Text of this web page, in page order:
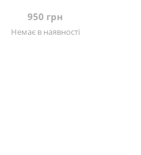
950 грн
Немає в наявності